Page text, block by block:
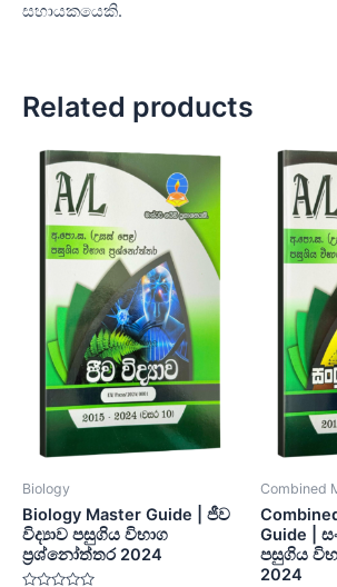
සහායකයෙකි.
Related products
Biology
Biology Master Guide | ජීව
විද්‍යාව පසුගිය විභාග
ප්‍රශ්නෝත්තර 2024
Combined
Guide |
පසුගිය
2024